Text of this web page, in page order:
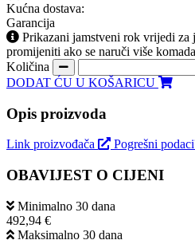
Kućna dostava:
Garancija
Prikazani jamstveni rok vrijedi za
promijeniti ako se naruči više
Količina
DODAT ĆU U KOŠARICU
Opis proizvoda
Link proizvođača Pogrešni
OBAVIJEST O CIJENI
Minimalno 30 dana
492,94 €
Maksimalno 30 dana